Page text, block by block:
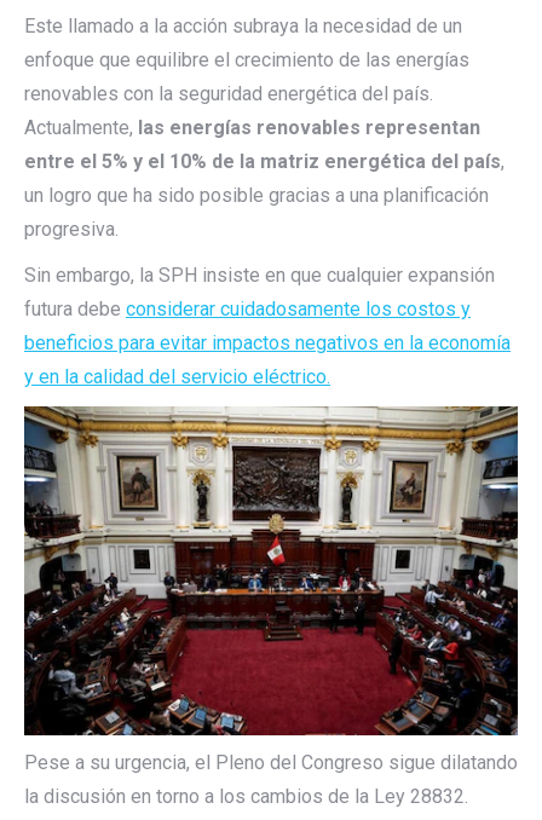
Este llamado a la acción subraya la necesidad de un
enfoque que equilibre el crecimiento de las energías
renovables con la seguridad energética del país.
Actualmente, las energías renovables representan
entre el 5% y el 10% de la matriz energética del país,
un logro que ha sido posible gracias a una planificación
progresiva.
Sin embargo, la SPH insiste en que cualquier expansión
futura debe considerar cuidadosamente los costos y
beneficios para evitar impactos negativos en la economía
y en la calidad del servicio eléctrico.
Pese a su urgencia, el Pleno del Congreso sigue dilatando
la discusión en torno a los cambios de la Ley 28832.